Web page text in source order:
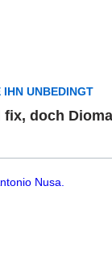
UNBEDINGT
fix, doch